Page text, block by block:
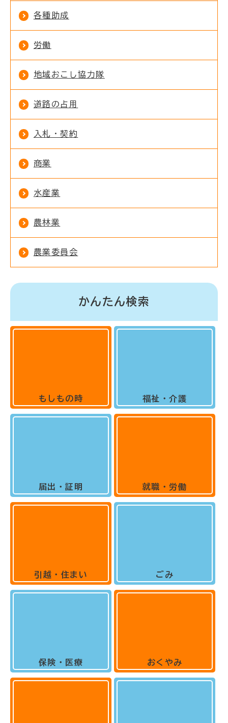
各種助成
労働
地域おこし協力隊
道路の占用
入札・契約
商業
水産業
農林業
農業委員会
かんたん検索
もしもの時
届出・証明
引越・住まい
保険・医療
福祉・介護
就職・労働
ごみ
おくやみ